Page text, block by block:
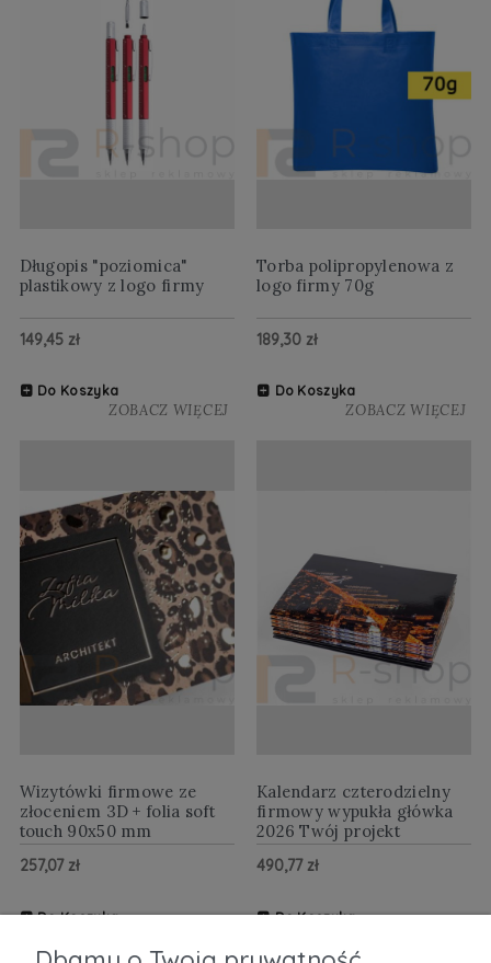
Długopis "poziomica"
plastikowy z logo firmy
149,45 zł
Do Koszyka
ZOBACZ WIĘCEJ
Torba polipropylenowa z
logo firmy 70g
189,30 zł
Do Koszyka
ZOBACZ WIĘCEJ
Wizytówki firmowe ze
złoceniem 3D + folia soft
touch 90x50 mm
257,07 zł
Do Koszyka
Kalendarz czterodzielny
firmowy wypukła główka
2026 Twój projekt
490,77 zł
Do Koszyka